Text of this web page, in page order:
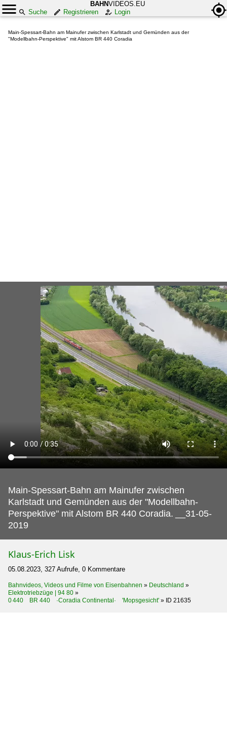
BAHNVIDEOS.EU
Suche
Registrieren Login
Main-Spessart-Bahn am Mainufer zwischen Karlstadt und Gemünden aus der
"Modellbahn-Perspektive" mit Alstom BR 440 Coradia
Main-Spessart-Bahn am Mainufer zwischen
Karlstadt und Gemünden aus der "Modellbahn-
Perspektive" mit Alstom BR 440 Coradia.
__31-05-
2019
Klaus-Erich Lisk
05.08.2023, 327 Aufrufe, 0 Kommentare
Bahnvideos, Videos und Filme von Eisenbahnen » Deutschland »
Elektrotriebzüge | 94 80 »
0 440 BR 440 ·Coradia Continental· 'Mopsgesicht' » ID 21635